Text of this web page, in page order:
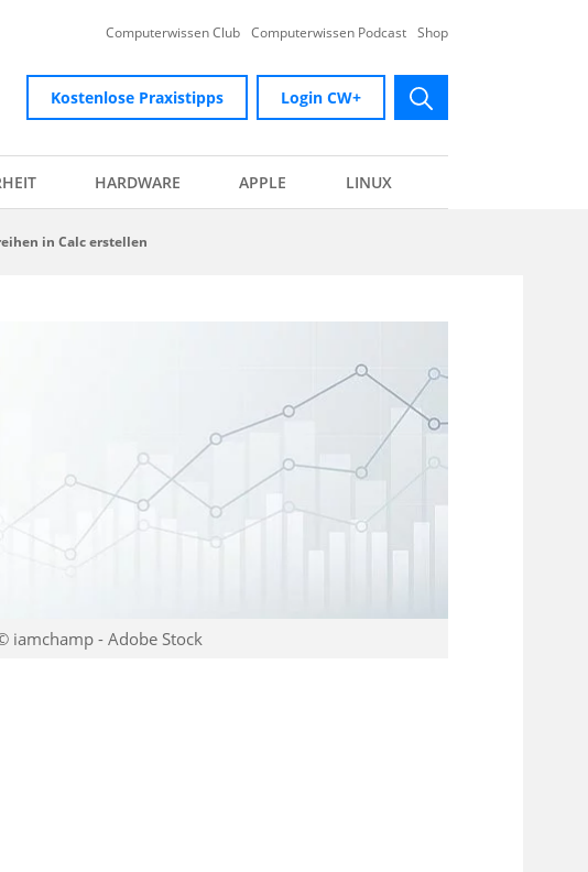
Computerwissen Club Computerwissen Podcast Shop
Kostenlose Praxistipps
Login CW+
submit
HARDWARE APPLE LINUX
in Calc erstellen
iamchamp - Adobe Stock